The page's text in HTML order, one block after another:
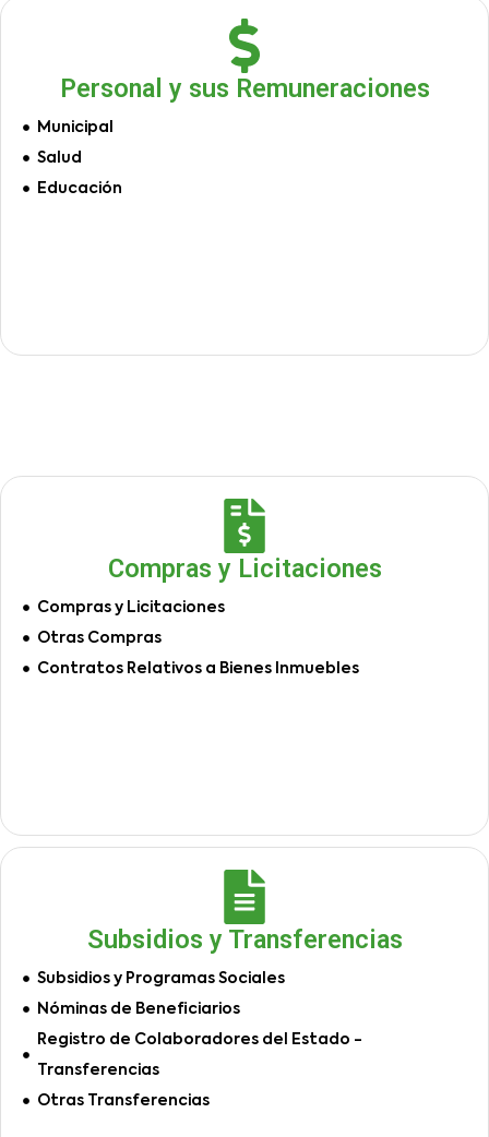
Personal y sus Remuneraciones
Municipal
Salud
Educación
Compras y Licitaciones
Compras y Licitaciones
Otras Compras
Contratos Relativos a Bienes Inmuebles
Subsidios y Transferencias
Subsidios y Programas Sociales
Nóminas de Beneficiarios
Registro de Colaboradores del Estado -
Transferencias
Otras Transferencias